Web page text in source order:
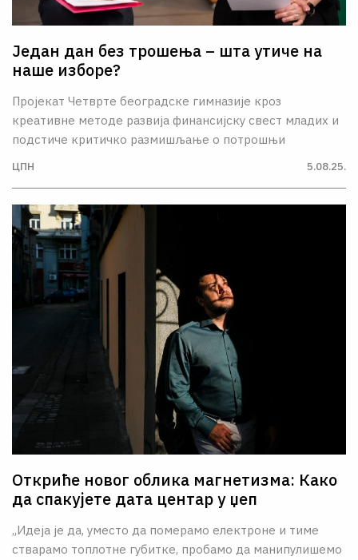
Један дан без трошења – шта утиче на
наше изборе?
Пројекат Четврте београдске гимназије кроз
креативне методе развија финансијску свест младих и
подстиче критичко размишљање о потрошњи
ЦПН 5.08.25.
Откриће новог облика магнетизма: Како
да спакујете дата центар у џеп
„Идеја је да, уместо да померамо електроне и тиме
стварамо топлотне губитке, пробамо да манипулишемо